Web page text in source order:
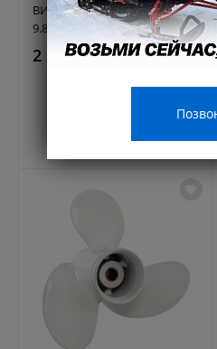
ВИНТ ГРЕБНОЙ TOHATSU 8-
9.8; 3X8,9X8,5 в Энгельсе
2 916 ₽ 4600 руб.